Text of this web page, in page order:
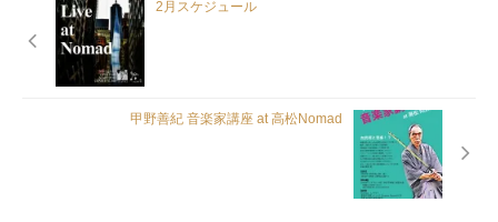
2月スケジュール
甲野善紀 音楽家講座 at 高松Nomad